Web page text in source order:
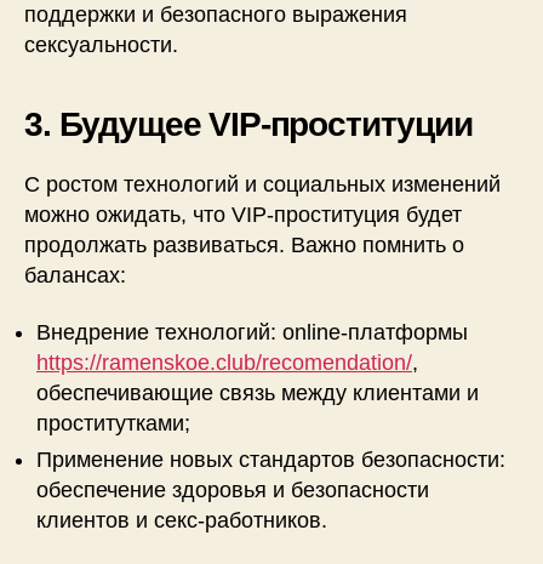
поддержки и безопасного выражения
сексуальности.
3. Будущее VIP-проституции
С ростом технологий и социальных изменений
можно ожидать, что VIP-проституция будет
продолжать развиваться. Важно помнить о
балансах:
Внедрение технологий: online-платформы
https://ramenskoe.club/recomendation/,
обеспечивающие связь между клиентами и
проститутками;
Применение новых стандартов безопасности:
обеспечение здоровья и безопасности
клиентов и секс-работников.